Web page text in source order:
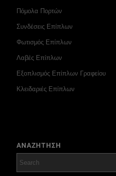
Πόμολα Πορτών
Συνδέσεις Επίπλων
Φωτισμός Επίπλων
Λαβές Επίπλων
Εξοπλισμός Επίπλων Γραφείου
Κλειδαριές Επίπλων
ΑΝΑΖΗΤΗΣΗ